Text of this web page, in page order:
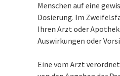
Menschen auf eine
Dosierung. Im
Ihren Arzt oder
Auswirkungen oder
Eine vom Arzt